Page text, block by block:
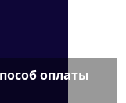
оплаты